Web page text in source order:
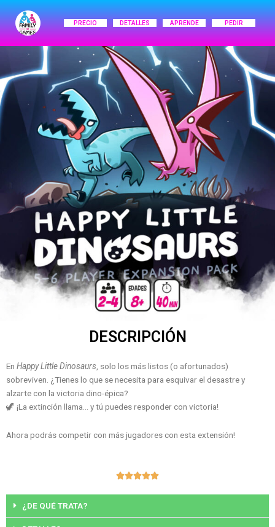
PRECIO DETALLES APRENDE PEDIR
DESCRIPCIÓN
En Happy Little Dinosaurs , solo los más listos (o afortunados)
sobreviven. ¿Tienes lo que se necesita para esquivar el desastre y
alzarte con la victoria dino-épica?
🦖 ¡La extinción llama… y tú puedes responder con victoria!
Ahora podrás competir con más jugadores con esta extensión!
Valorado
de
¿DE QUÉ TRATA?